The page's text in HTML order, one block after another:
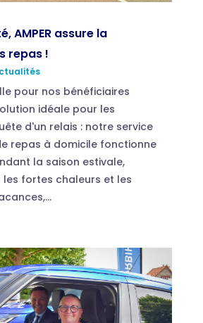
AMPER assure la
repas !
pour nos bénéficiaires
idéale pour les
d'un relais : notre service
repas à domicile fonctionne
la saison estivale,
fortes chaleurs et les